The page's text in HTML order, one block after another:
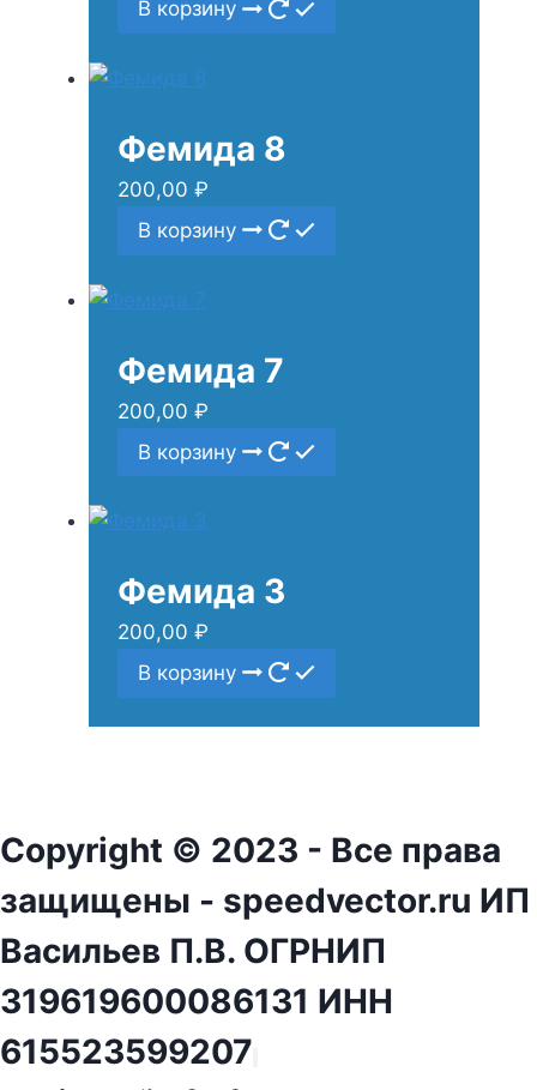
В корзину
Фемида 8
200,00 ₽
В корзину
Фемида 7
200,00 ₽
В корзину
Фемида 3
200,00 ₽
В корзину
Copyright © 2023 - Все права
защищены - speedvector.ru ИП
Васильев П.В. ОГРНИП
319619600086131 ИНН
615523599207